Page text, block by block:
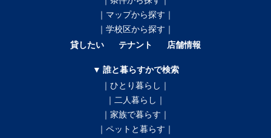
｜マップから探す｜
｜学校区から探す｜
貸したい
テナント 店舗情報
▼ 誰と暮らすかで検索
｜ひとり暮らし｜
｜二人暮らし｜
｜家族で暮らす｜
｜ペットと暮らす｜